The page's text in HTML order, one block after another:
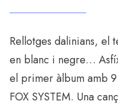
Rellotges dalinians, el
en blanc i negre…
el primer àlbum amb 9
FOX SYSTEM. Una